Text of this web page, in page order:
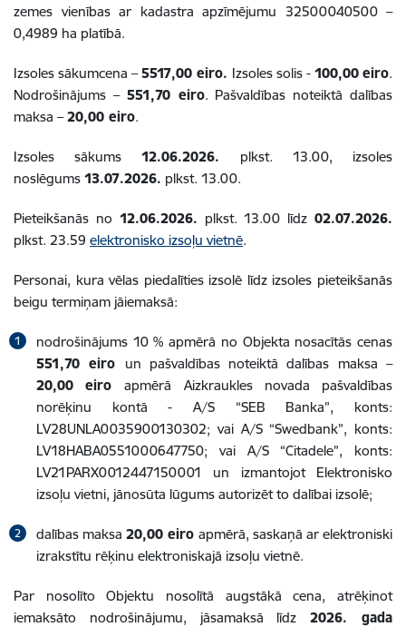
zemes vienības ar kadastra apzīmējumu 32500040500 –
0,4989 ha platībā.
Izsoles sākumcena –5517,00 eiro. Izsoles solis - 100,00 eiro.
Nodrošinājums – 551,70 eiro. Pašvaldības noteiktā dalības
maksa –20,00 eiro.
Izsoles sākums12.06.2026. plkst. 13.00, izsoles
noslēgums 13.07.2026. plkst. 13.00.
Pieteikšanās no 12.06.2026. plkst. 13.00 līdz02.07.2026.
plkst. 23.59 elektronisko izsoļu vietnē.
Personai, kura vēlas piedalīties izsolē līdz izsoles pieteikšanās
beigu termiņam jāiemaksā:
nodrošinājums 10 % apmērā no Objekta nosacītās cenas
551,70 eiro un pašvaldības noteiktā dalības maksa –
20,00
eiroapmērā Aizkraukles novada pašvaldības
norēķinu kontā - A/S “SEB Banka”, konts:
LV28UNLA0035900130302; vai A/S “Swedbank”, konts:
LV18HABA0551000647750; vai A/S “Citadele”, konts:
LV21PARX0012447150001 un izmantojot Elektronisko
izsoļu vietni, jānosūta lūgums autorizēt to dalībai izsolē;
dalības maksa20,00 eiro apmērā, saskaņā ar elektroniski
izrakstītu rēķinu elektroniskajā izsoļu vietnē.
Par nosolīto Objektu nosolītā augstākā cena, atrēķinot
iemaksāto nodrošinājumu, jāsamaksā līdz2026. gada